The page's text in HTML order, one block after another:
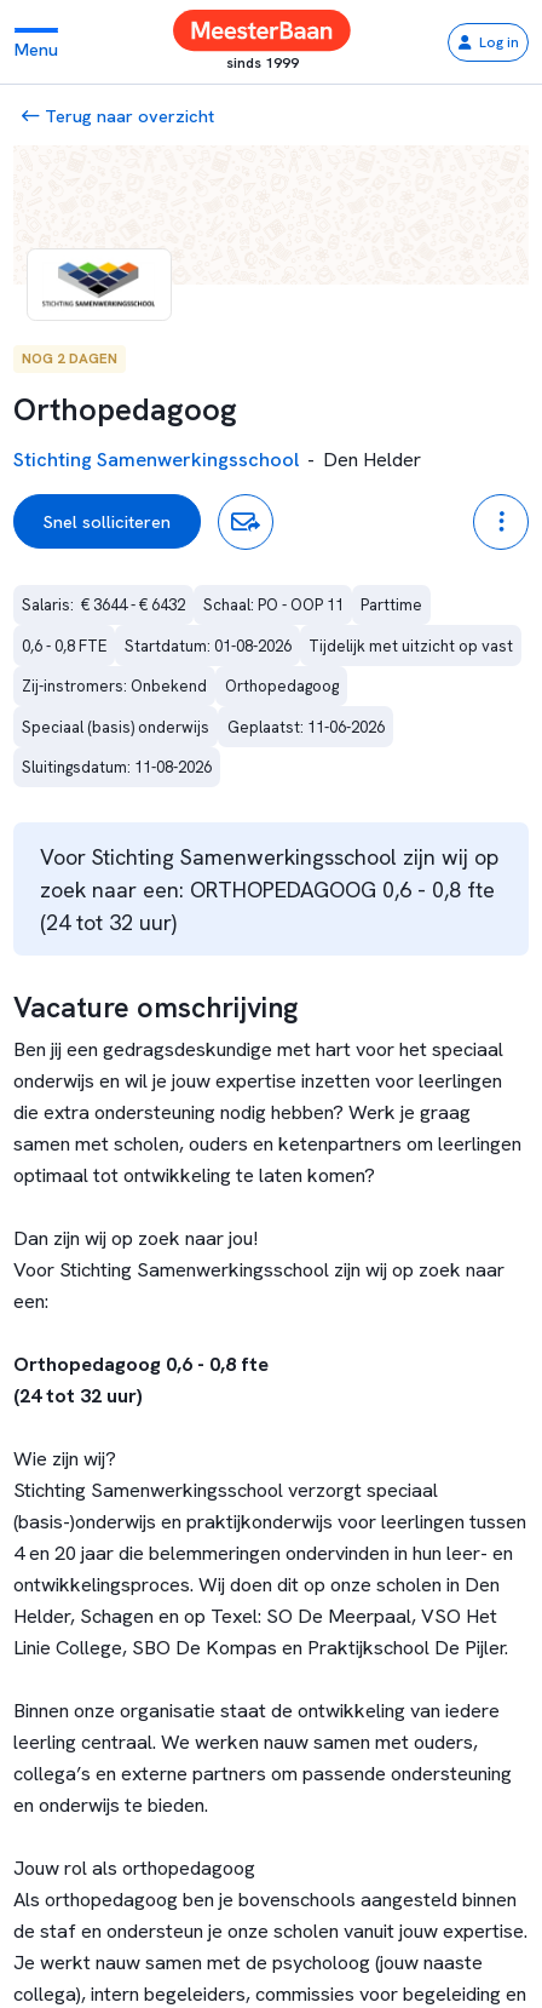
Menu
sinds 1999
Log in
Terug naar overzicht
NOG 2 DAGEN
Orthopedagoog
Stichting Samenwerkingsschool - Den Helder
Snel solliciteren
Salaris:  € 3644 - € 6432 Schaal: PO - OOP 11
Parttime
0,6 - 0,8 FTE
Startdatum: 01-08-2026
Tijdelijk met uitzicht op vast
Zij-instromers: Onbekend
Orthopedagoog
Speciaal (basis) onderwijs
Geplaatst: 11-06-2026
Sluitingsdatum: 11-08-2026
Voor Stichting Samenwerkingsschool zijn wij op
zoek naar een: ORTHOPEDAGOOG 0,6 - 0,8 fte
(24 tot 32 uur)
Vacature omschrijving
Ben jij een gedragsdeskundige met hart voor het speciaal
onderwijs en wil je jouw expertise inzetten voor leerlingen
die extra ondersteuning nodig hebben? Werk je graag
samen met scholen, ouders en ketenpartners om leerlingen
optimaal tot ontwikkeling te laten komen?
Dan zijn wij op zoek naar jou!
Voor Stichting Samenwerkingsschool zijn wij op zoek naar
een:
Orthopedagoog0,6 - 0,8 fte
(24 tot 32 uur)
Wie zijn wij?
Stichting Samenwerkingsschool verzorgt speciaal
(basis-)onderwijs en praktijkonderwijs voor leerlingen tussen
4 en 20 jaar die belemmeringen ondervinden in hun leer- en
ontwikkelingsproces. Wij doen dit op onze scholen in Den
Helder, Schagen en op Texel: SO De Meerpaal, VSO Het
Linie College, SBO De Kompas en Praktijkschool De Pijler.
Binnen onze organisatie staat de ontwikkeling van iedere
leerling centraal. We werken nauw samen met ouders,
collega’s en externe partners om passende ondersteuning
en onderwijs te bieden.
Jouw rol als orthopedagoog
Als orthopedagoog ben je bovenschools aangesteld binnen
de staf en ondersteun je onze scholen vanuit jouw expertise.
Je werkt nauw samen met de psycholoog (jouw naaste
collega), intern begeleiders, commissies voor begeleiding en